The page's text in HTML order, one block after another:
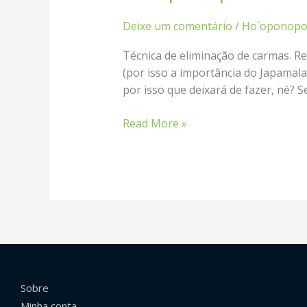
Deixe um comentário /
Técnica de eliminação de carmas.
(por isso a importância do
por isso que deixará de fazer, né?
Read More »
Sobre